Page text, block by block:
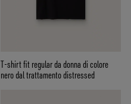
T-shirt fit regular da donna di colore
nero dal trattamento distressed